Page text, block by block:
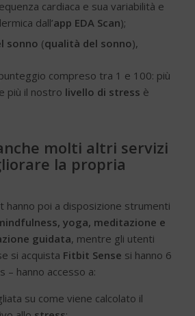
cardiaca e sua variabilità e
dall’app EDA Scan);
sonno (qualità del sonno),
compreso tra 1 e 100: più
più il nostro livello di stress è
molti altri servizi
la propria
hanno poi a disposizione strumenti
yoga, meditazione e
guidata, mentre gli utenti
si acquista Fitbit Sense si hanno 6
– hanno accesso a:
su come viene calcolato il